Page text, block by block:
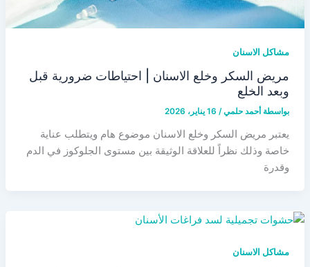
مشاكل الاسنان
مريض السكر وخلع الاسنان | احتياطات ضرورية قبل
وبعد الخلع
بواسطة أحمد حلمي/ 16 يناير، 2026
يعتبر مريض السكر وخلع الاسنان موضوع هام ويتطلب عناية
خاصة وذلك نظراً للعلاقة الوثيقة بين مستوى الجلوكوز في الدم
وقدرة
مشاكل الاسنان